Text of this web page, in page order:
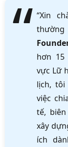
“Xin
hơn
vực Lữ
lịch,
việc
tế,
xây
ích